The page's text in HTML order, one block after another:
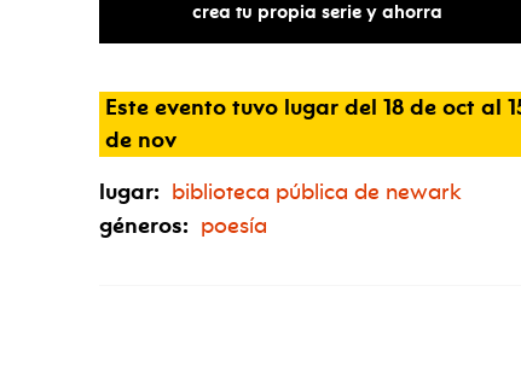
crea tu propia serie y ahorra
Este evento tuvo lugar del 18 de oct al
de nov
lugar: biblioteca pública de newark
géneros: poesía